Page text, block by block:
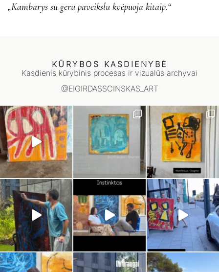
„Kambarys su geru paveikslu kvėpuoja kitaip.“
KŪRYBOS KASDIENYBĖ
Kasdienis kūrybinis procesas ir vizualūs archyvai
@EIGIRDASSCINSKAS_ART